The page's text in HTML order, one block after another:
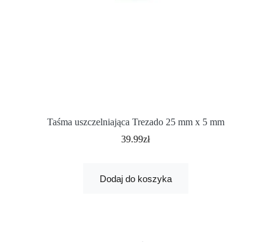
Taśma uszczelniająca Trezado 25 mm x 5 mm
39.99zł
Dodaj do koszyka